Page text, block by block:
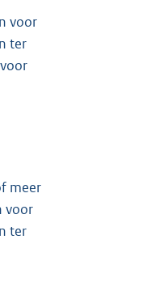
voor
ter
meer
voor
ter